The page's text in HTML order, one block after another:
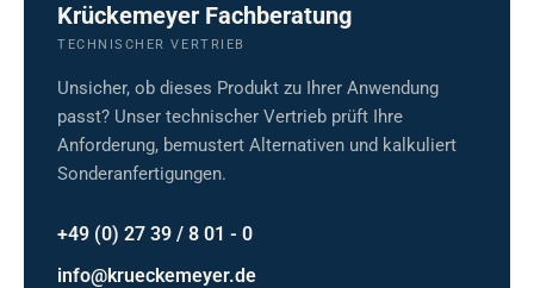
Krückemeyer Fachberatung
TECHNISCHER VERTRIEB
Unsicher, ob dieses Produkt zu Ihrer Anwendung
passt? Unser technischer Vertrieb prüft Ihre
Anforderung, bemustert Alternativen und kalkuliert
Sonderanfertigungen.
+49 (0) 27 39 / 8 01 - 0
info@krueckemeyer.de